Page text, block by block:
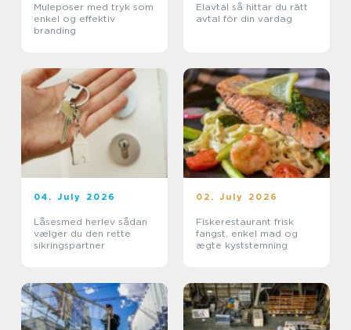
Muleposer med tryk som
enkel og effektiv
branding
Elavtal så hittar du rätt
avtal för din vardag
04. July 2026
Låsesmed herlev sådan
vælger du den rette
sikringspartner
02. July 2026
Fiskerestaurant frisk
fangst, enkel mad og
ægte kyststemning